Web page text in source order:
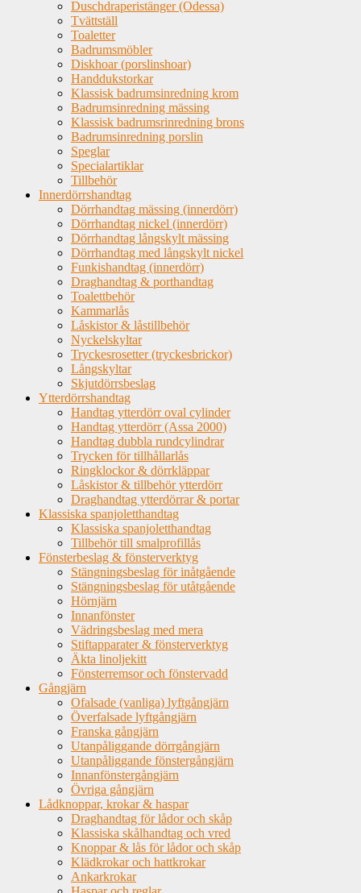
Duschdraperistänger (Odessa)
Tvättställ
Toaletter
Badrumsmöbler
Diskhoar (porslinshoar)
Handdukstorkar
Klassisk badrumsinredning krom
Badrumsinredning mässing
Klassisk badrumsrinredning brons
Badrumsinredning porslin
Speglar
Specialartiklar
Tillbehör
Innerdörrshandtag
Dörrhandtag mässing (innerdörr)
Dörrhandtag nickel (innerdörr)
Dörrhandtag långskylt mässing
Dörrhandtag med långskylt nickel
Funkishandtag (innerdörr)
Draghandtag & porthandtag
Toalettbehör
Kammarlås
Låskistor & låstillbehör
Nyckelskyltar
Tryckesrosetter (tryckesbrickor)
Långskyltar
Skjutdörrsbeslag
Ytterdörrshandtag
Handtag ytterdörr oval cylinder
Handtag ytterdörr (Assa 2000)
Handtag dubbla rundcylindrar
Trycken för tillhållarlås
Ringklockor & dörrkläppar
Låskistor & tillbehör ytterdörr
Draghandtag ytterdörrar & portar
Klassiska spanjoletthandtag
Klassiska spanjoletthandtag
Tillbehör till smalprofillås
Fönsterbeslag & fönsterverktyg
Stängningsbeslag för inåtgående
Stängningsbeslag för utåtgående
Hörnjärn
Innanfönster
Vädringsbeslag med mera
Stiftapparater & fönsterverktyg
Äkta linoljekitt
Fönsterremsor och fönstervadd
Gångjärn
Ofalsade (vanliga) lyftgångjärn
Överfalsade lyftgångjärn
Franska gångjärn
Utanpåliggande dörrgångjärn
Utanpåliggande fönstergångjärn
Innanfönstergångjärn
Övriga gångjärn
Lådknoppar, krokar & haspar
Draghandtag för lådor och skåp
Klassiska skålhandtag och vred
Knoppar & lås för lådor och skåp
Klädkrokar och hattkrokar
Ankarkrokar